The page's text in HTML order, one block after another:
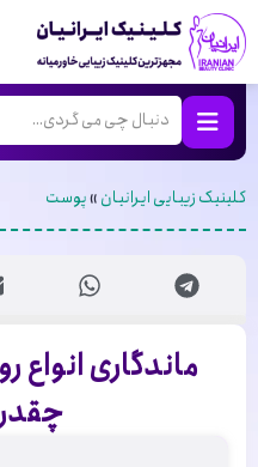
کلینیک زیبایی ایرانیان»پوست
ماندگاری